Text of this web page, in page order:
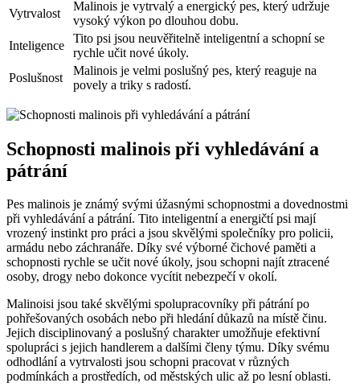
Vytrvalost
Malinois je vytrvalý a energický pes, který udržuje
vysoký výkon po dlouhou dobu.
Inteligence
Tito psi jsou neuvěřitelně inteligentní a schopní se
rychle učit nové úkoly.
Poslušnost
Malinois je velmi poslušný pes, který reaguje na
povely a triky s radostí.
Schopnosti malinois při vyhledávání a
pátrání
Pes malinois je známý svými úžasnými schopnostmi a dovednostmi
při vyhledávání a pátrání. Tito inteligentní a energičtí psi mají
vrozený instinkt pro práci a jsou skvělými společníky pro policii,
armádu nebo záchranáře. Díky své výborné čichové paměti a
schopnosti rychle se učit nové úkoly, jsou schopni najít ztracené
osoby, drogy nebo dokonce vycítit nebezpečí v okolí.
Malinoisi jsou také skvělými spolupracovníky při pátrání po
pohřešovaných osobách nebo při hledání důkazů na místě činu.
Jejich disciplinovaný a poslušný charakter umožňuje efektivní
spolupráci s jejich handlerem a dalšími členy týmu. Díky svému
odhodlání a vytrvalosti jsou schopni pracovat v různých
podmínkách a prostředích, od městských ulic až po lesní oblasti.